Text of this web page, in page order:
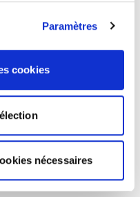
Paramètres
cookies
nécessaires